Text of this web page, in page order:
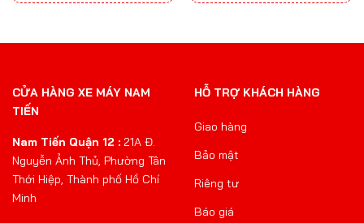
CỬA HÀNG XE MÁY NAM
TIẾN
Nam Tiến Quận 12 : 21A Đ.
Nguyễn Ảnh Thủ, Phường Tân
Thới Hiệp, Thành phố Hồ Chí
Minh
HỖ TRỢ KHÁCH HÀNG
Giao hàng
Bảo mật
Riêng tư
Báo giá